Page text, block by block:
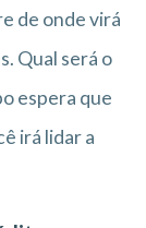
de onde virá
Qual será o
espera que
irá lidar a